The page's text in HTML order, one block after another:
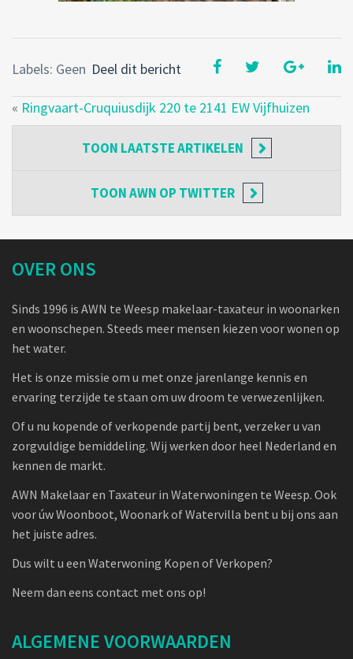
Deel dit bericht
Labels: Geen
« Ringvaart-Cruquiusdijk 220 te 2141 EW Vijfhuizen
TOON LAATSTE ARTIKELEN
TOONAWN OP TWITTER
OVER ONS
Sinds 1996 is AWN te Weesp makelaar-taxateur in woonarken
en woonschepen. Steeds meer mensen kiezen voor wonen op
het water.
Het is onze missie om u met onze jarenlange kennis en
ervaring terzijde te staan om uw droom te verwezenlijken.
Of u nu kopende of verkopende partij bent, verzeker u van
zorgvuldige bemiddeling. Wij werken door heel Nederland en
kennen de markt.
AWN Makelaar en Taxateur in Waterwoningen te Weesp. Ook
voor úw Woonboot, Woonark of Watervilla bent u bij ons aan
het juiste adres.
Dus wilt u een Waterwoning Kopen of Verkopen?
Neem dan eens contact met ons op!
ALGEMENE VOORWAARDEN